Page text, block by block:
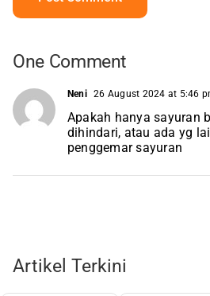
One Comment
Neni 26 August 2024 at 5:46
Apakah hanya sayuran
dihindari, atau ada yg
penggemar sayuran
Artikel Terkini